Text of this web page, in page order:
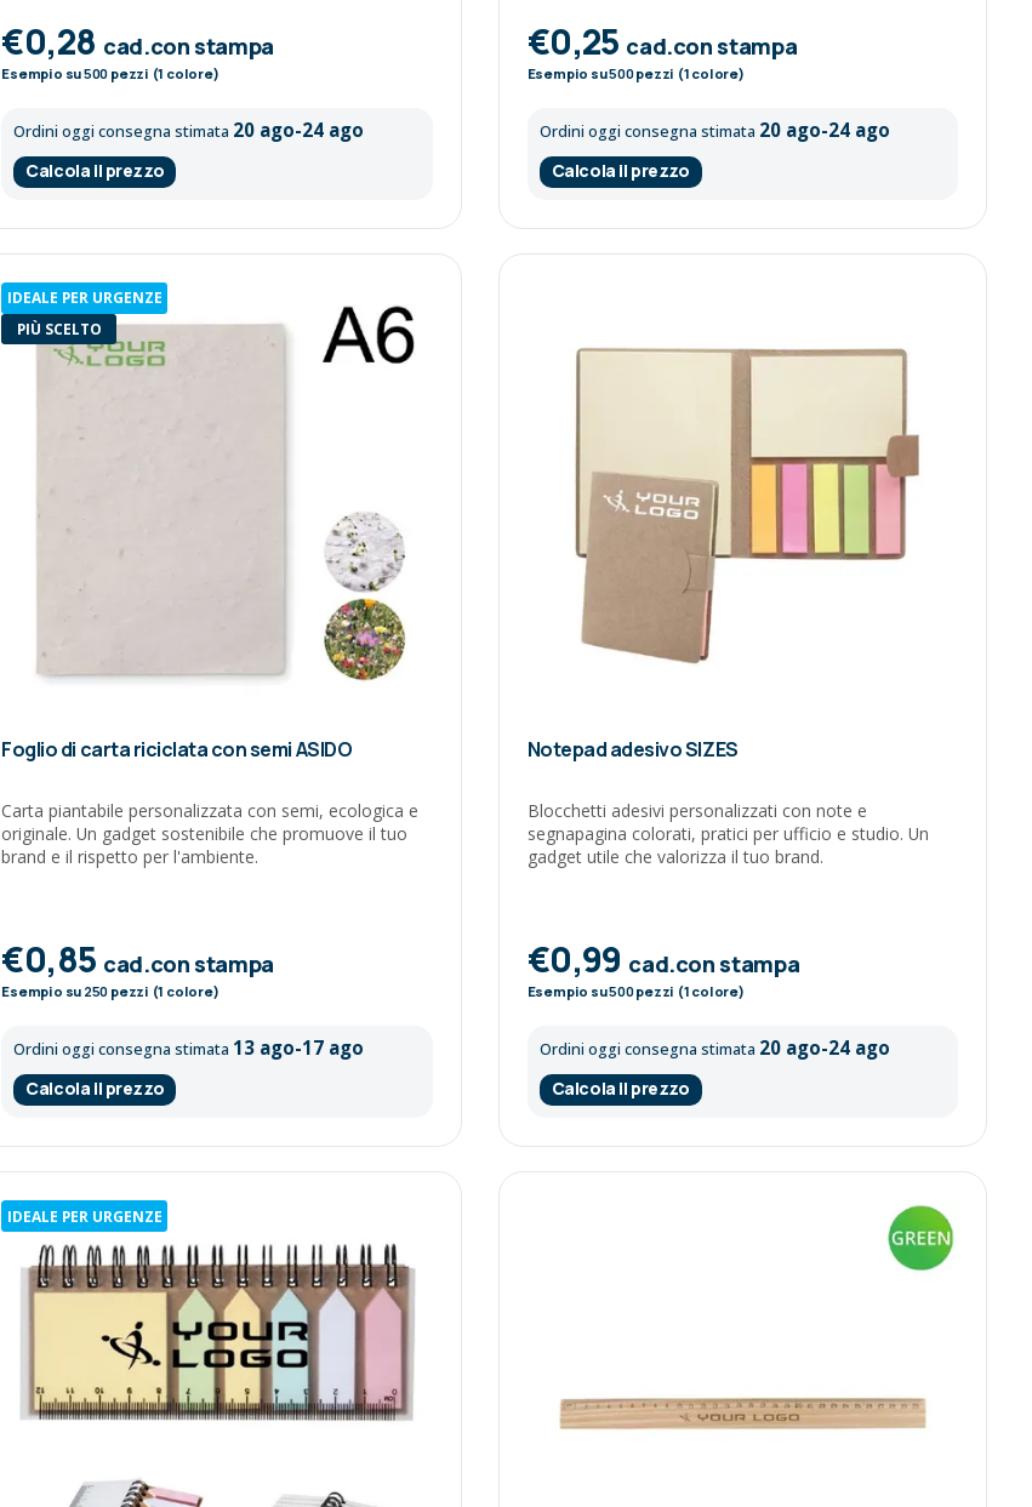
€0,28 cad.con stampa
Esempio su500 pezzi (1 colore)
Ordini oggi consegna stimata 20 ago-24 ago
Calcola il prezzo
€0,25 cad.con stampa
Esempio su500pezzi (1 colore)
Ordini oggi consegna stimata 20 ago-24 ago
Calcola il prezzo
IDEALE PER URGENZE
PIÙ SCELTO
Foglio di carta riciclata con semi ASIDO
Carta piantabile personalizzata con semi, ecologica e
originale. Un gadget sostenibile che promuove il tuo
brand e il rispetto per l'ambiente.
€0,85 cad.con stampa
Esempio su 250 pezzi (1 colore)
Ordini oggi consegna stimata 13 ago-17 ago
Calcola il prezzo
Notepad adesivo SIZES
Blocchetti adesivi personalizzati con note e
segnapagina colorati, pratici per ufficio e studio. Un
gadget utile che valorizza il tuo brand.
€0,99 cad.con stampa
Esempio su500pezzi (1 colore)
Ordini oggi consegna stimata 20 ago-24 ago
Calcola il prezzo
IDEALE PER URGENZE